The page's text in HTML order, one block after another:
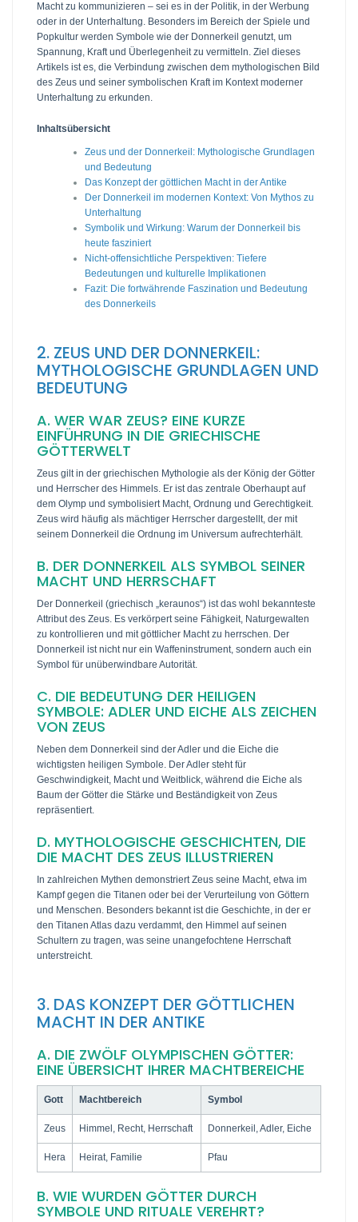
Macht zu kommunizieren – sei es in der Politik, in der Werbung
oder in der Unterhaltung. Besonders im Bereich der Spiele und
Popkultur werden Symbole wie der Donnerkeil genutzt, um
Spannung, Kraft und Überlegenheit zu vermitteln. Ziel dieses
Artikels ist es, die Verbindung zwischen dem mythologischen Bild
des Zeus und seiner symbolischen Kraft im Kontext moderner
Unterhaltung zu erkunden.
Inhaltsübersicht
Zeus und der Donnerkeil: Mythologische Grundlagen
und Bedeutung
Das Konzept der göttlichen Macht in der Antike
Der Donnerkeil im modernen Kontext: Von Mythos zu
Unterhaltung
Symbolik und Wirkung: Warum der Donnerkeil bis
heute fasziniert
Nicht-offensichtliche Perspektiven: Tiefere
Bedeutungen und kulturelle Implikationen
Fazit: Die fortwährende Faszination und Bedeutung
des Donnerkeils
2. ZEUS UND DER DONNERKEIL:
MYTHOLOGISCHE GRUNDLAGEN UND
BEDEUTUNG
A. WER WAR ZEUS? EINE KURZE
EINFÜHRUNG IN DIE GRIECHISCHE
GÖTTERWELT
Zeus gilt in der griechischen Mythologie als der König der Götter
und Herrscher des Himmels. Er ist das zentrale Oberhaupt auf
dem Olymp und symbolisiert Macht, Ordnung und Gerechtigkeit.
Zeus wird häufig als mächtiger Herrscher dargestellt, der mit
seinem Donnerkeil die Ordnung im Universum aufrechterhält.
B. DER DONNERKEIL ALS SYMBOL SEINER
MACHT UND HERRSCHAFT
Der Donnerkeil (griechisch „keraunos“) ist das wohl bekannteste
Attribut des Zeus. Es verkörpert seine Fähigkeit, Naturgewalten
zu kontrollieren und mit göttlicher Macht zu herrschen. Der
Donnerkeil ist nicht nur ein Waffeninstrument, sondern auch ein
Symbol für unüberwindbare Autorität.
C. DIE BEDEUTUNG DER HEILIGEN
SYMBOLE: ADLER UND EICHE ALS ZEICHEN
VON ZEUS
Neben dem Donnerkeil sind der Adler und die Eiche die
wichtigsten heiligen Symbole. Der Adler steht für
Geschwindigkeit, Macht und Weitblick, während die Eiche als
Baum der Götter die Stärke und Beständigkeit von Zeus
repräsentiert.
D. MYTHOLOGISCHE GESCHICHTEN, DIE
DIE MACHT DES ZEUS ILLUSTRIEREN
In zahlreichen Mythen demonstriert Zeus seine Macht, etwa im
Kampf gegen die Titanen oder bei der Verurteilung von Göttern
und Menschen. Besonders bekannt ist die Geschichte, in der er
den Titanen Atlas dazu verdammt, den Himmel auf seinen
Schultern zu tragen, was seine unangefochtene Herrschaft
unterstreicht.
3. DAS KONZEPT DER GÖTTLICHEN
MACHT IN DER ANTIKE
A. DIE ZWÖLF OLYMPISCHEN GÖTTER:
EINE ÜBERSICHT IHRER MACHTBEREICHE
Gott Machtbereich Symbol
Zeus Himmel, Recht, Herrschaft Donnerkeil, Adler, Eiche
Hera Heirat, Familie Pfau
B. WIE WURDEN GÖTTER DURCH
SYMBOLE UND RITUALE VEREHRT?